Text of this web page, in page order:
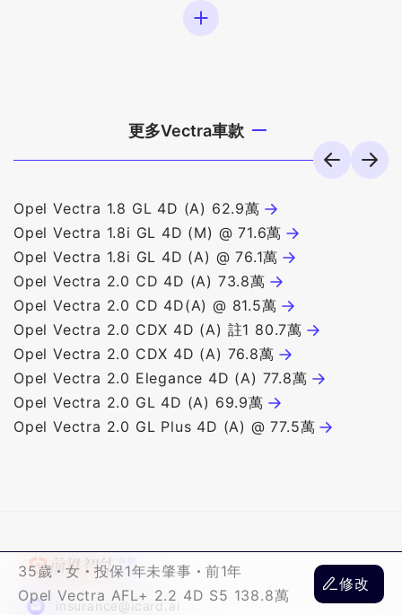
35歲 女 投保1年未肇事
前1年
Opel Vectra AFL+ 2.2 4D S5 138.8萬
修改
更多Vectra車款
Opel Vectra 1.8 GL 4D (A) 62.9萬
Opel Vectra 1.8i GL 4D (M) @ 71.6萬
Opel Vectra 1.8i GL 4D (A) @ 76.1萬
Opel Vectra 2.0 CD 4D (A) 73.8萬
Opel Vectra 2.0 CD 4D(A) @ 81.5萬
Opel Vectra 2.0 CDX 4D (A) 註1 80.7萬
Opel Vectra 2.0 CDX 4D (A) 76.8萬
Opel Vectra 2.0 Elegance 4D (A) 77.8萬
Opel Vectra 2.0 GL 4D (A) 69.9萬
Opel Vectra 2.0 GL Plus 4D (A) @ 77.5萬
insurance@icard.ai